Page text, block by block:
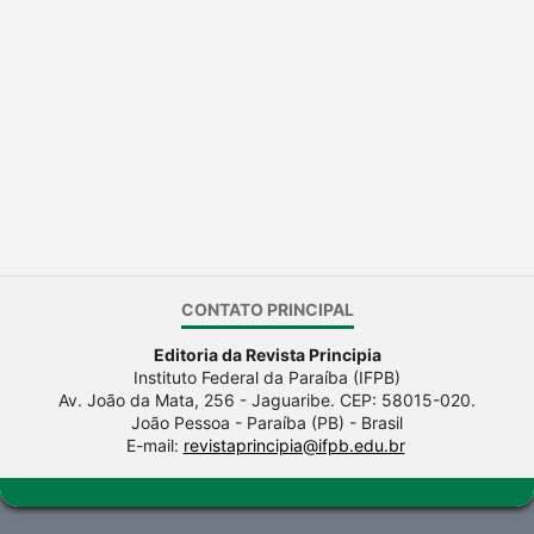
CONTATO PRINCIPAL
Editoria da Revista Principia
Instituto Federal da Paraíba (IFPB)
Av. João da Mata, 256 - Jaguaribe. CEP: 58015-020.
João Pessoa - Paraíba (PB) - Brasil
E-mail: revistaprincipia@ifpb.edu.br